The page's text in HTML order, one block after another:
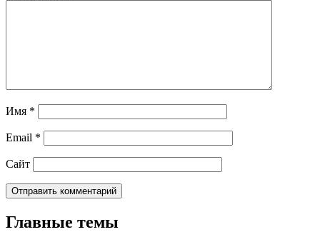
Имя *
Email *
Сайт
Главные темы